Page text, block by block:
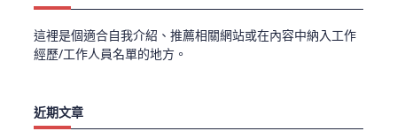
這裡是個適合自我介紹、推薦相關網站或在內容中納入工作
經歷/工作人員名單的地方。
近期文章